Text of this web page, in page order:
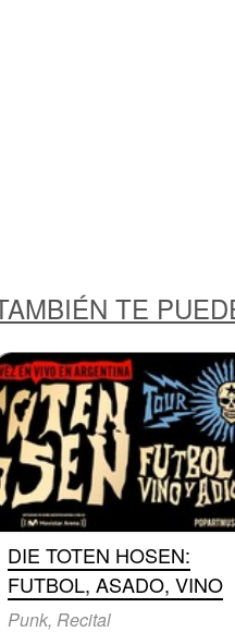
TE
DIE TOTEN HOSEN:
FUTBOL, ASADO, VINO
Punk, Recital